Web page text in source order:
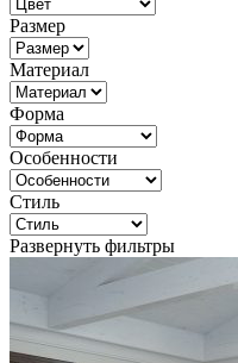
Размер
Материал
Форма
Особенности
Стиль
Развернуть фильтры